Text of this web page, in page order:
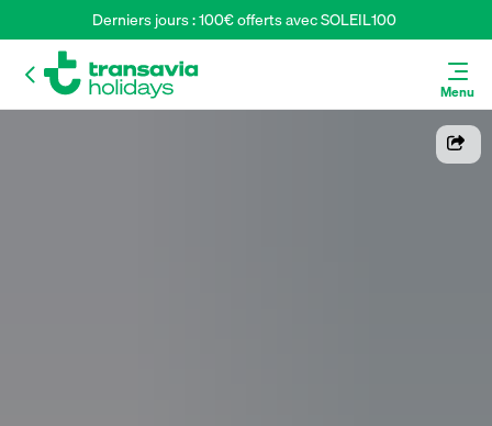
Derniers jours : 100€ offerts avec SOLEIL100
Menu